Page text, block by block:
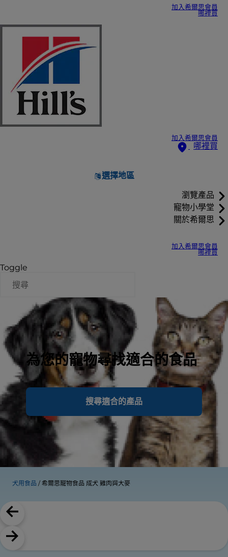
加入希爾思會員
哪裡買
加入希爾思會員
哪裡買
選擇地區
瀏覽產品
寵物小學堂
關於希爾思
加入希爾思會員
哪裡買
Toggle
為您的寵物尋找適合的食品
搜尋適合的產品
犬用食品 希爾思寵物食品 成犬 雞肉與大麥